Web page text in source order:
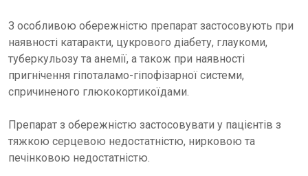
З особливою обережністю препарат застосовують при
наявності катаракти, цукрового діабету, глаукоми,
туберкульозу та анемії, а також при наявності
пригнічення гіпоталамо-гіпофізарної системи,
спричиненого глюкокортикоїдами.
Препарат з обережністю застосовувати у пацієнтів з
тяжкою серцевою недостатністю, нирковою та
печінковою недостатністю.